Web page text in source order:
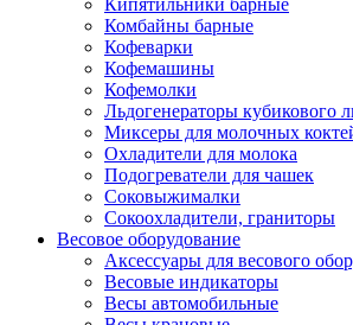
Кипятильники барные
Комбайны барные
Кофеварки
Кофемашины
Кофемолки
Льдогенераторы кубикового
Миксеры для молочных
Охладители для молока
Подогреватели для чашек
Соковыжималки
Сокоохладители, граниторы
Весовое оборудование
Аксессуары для весового
Весовые индикаторы
Весы автомобильные